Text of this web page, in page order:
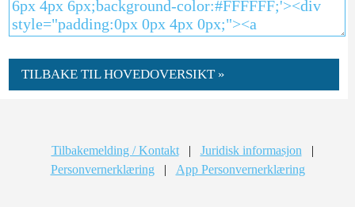
TILBAKE TIL HOVEDOVERSIKT »
Tilbakemelding / Kontakt | Juridisk informasjon
|
Personvernerklæring
| App Personvernerklæring